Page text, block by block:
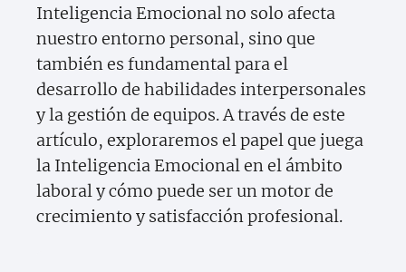
Inteligencia Emocional no solo afecta
nuestro entorno personal, sino que
también es fundamental para el
desarrollo de habilidades interpersonales
y la gestión de equipos. A través de este
artículo, exploraremos el papel que juega
la Inteligencia Emocional en el ámbito
laboral y cómo puede ser un motor de
crecimiento y satisfacción profesional.